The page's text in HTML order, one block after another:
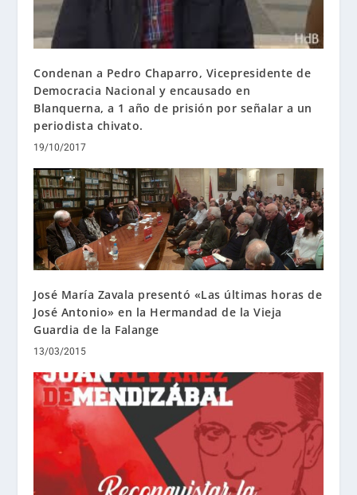
Condenan a Pedro Chaparro, Vicepresidente de
Democracia Nacional y encausado en
Blanquerna, a 1 año de prisión por señalar a un
periodista chivato.
19/10/2017
José María Zavala presentó «Las últimas horas de
José Antonio» en la Hermandad de la Vieja
Guardia de la Falange
13/03/2015